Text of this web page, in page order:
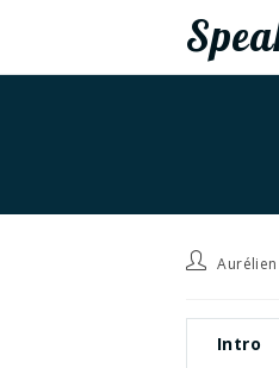
Aurélien
Intro